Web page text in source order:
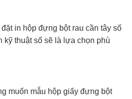
in hộp đựng bột rau cần tây số
kỹ thuật số sẽ là lựa chọn phù
muốn mẫu hộp giấy đựng bột